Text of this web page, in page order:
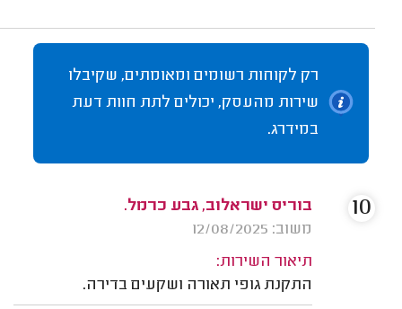
רק לקוחות רשומים ומאומתים, שקיבלו
שירות מהעסק, יכולים לתת חוות דעת
במידרג.
בוריס ישראלוב, גבע כרמל.
משוב: 12/08/2025
תיאור השירות:
התקנת גופי תאורה ושקעים בדירה.
10